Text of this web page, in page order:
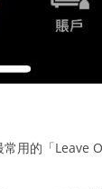
用的「Leave